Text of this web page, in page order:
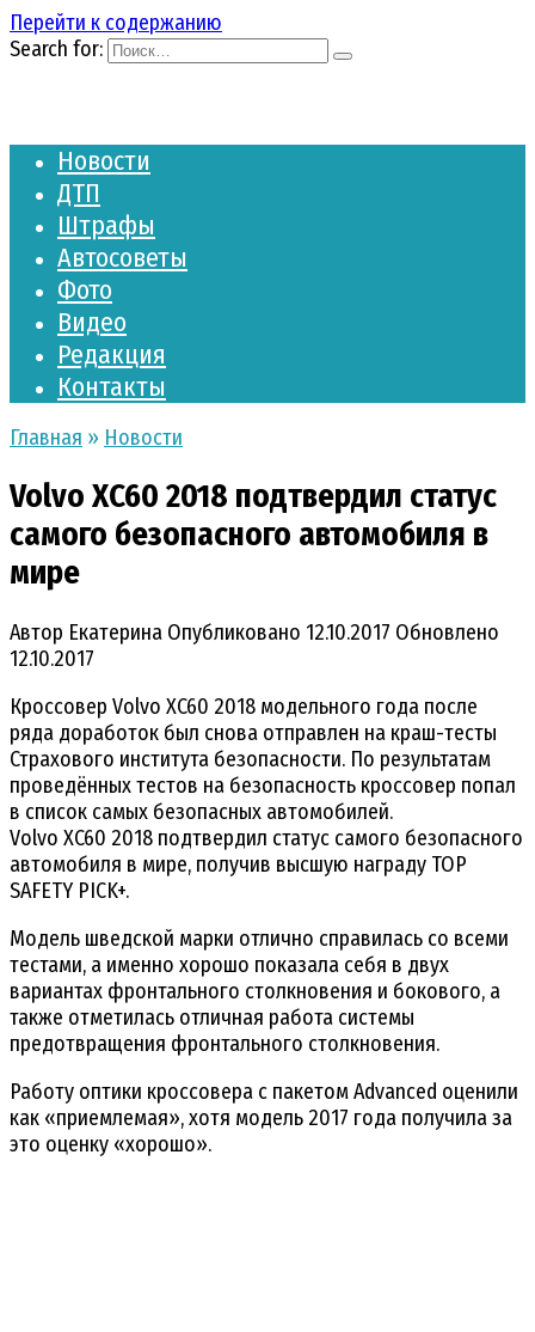
Перейти к содержанию
Search for:
Новости
ДТП
Штрафы
Автосоветы
Фото
Видео
Редакция
Контакты
Главная » Новости
Volvo XC60 2018 подтвердил статус
самого безопасного автомобиля в
мире
Автор Екатерина Опубликовано 12.10.2017 Обновлено
12.10.2017
Кроссовер Volvo XC60 2018 модельного года после
ряда доработок был снова отправлен на краш-тесты
Страхового института безопасности. По результатам
проведённых тестов на безопасность кроссовер попал
в список самых безопасных автомобилей.
Volvo XC60 2018 подтвердил статус самого безопасного
автомобиля в мире, получив высшую награду TOP
SAFETY PICK+.
Модель шведской марки отлично справилась со всеми
тестами, а именно хорошо показала себя в двух
вариантах фронтального столкновения и бокового, а
также отметилась отличная работа системы
предотвращения фронтального столкновения.
Работу оптики кроссовера с пакетом Advanced оценили
как «приемлемая», хотя модель 2017 года получила за
это оценку «хорошо».